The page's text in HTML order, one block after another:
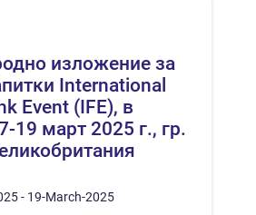
изложение за
Іntеrnаtіоnаl
Еvеnt (ІFЕ), в
19 март 2025 г., гр.
- 19-March-2025